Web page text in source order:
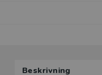
Beskrivning